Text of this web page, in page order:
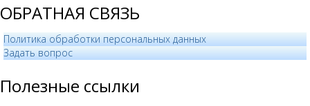
ОБРАТНАЯ СВЯЗЬ
Политика обработки персональных данных
­Задать вопрос
Полезные ссылки